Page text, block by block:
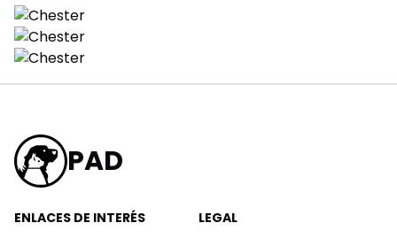
PAD
ENLACES DE INTERÉS LEGAL